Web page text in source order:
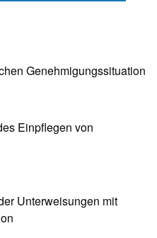
Genehmigungssituation
Einpflegen von
Unterweisungen mit